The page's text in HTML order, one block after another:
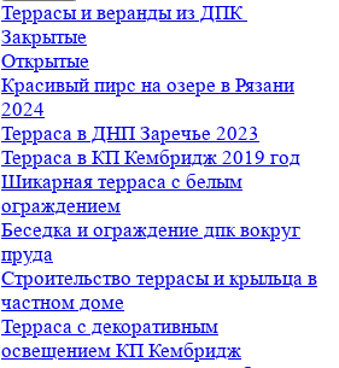
Террасы и веранды из ДПК
Закрытые
Открытые
Красивый пирс на озере в Рязани
2024
Терраса в ДНП Заречье 2023
Терраса в КП Кембридж 2019 год
Шикарная терраса с белым
ограждением
Беседка и ограждение дпк вокруг
пруда
Строительство террасы и крыльца в
частном доме
Терраса с декоративным
освещением КП Кембридж